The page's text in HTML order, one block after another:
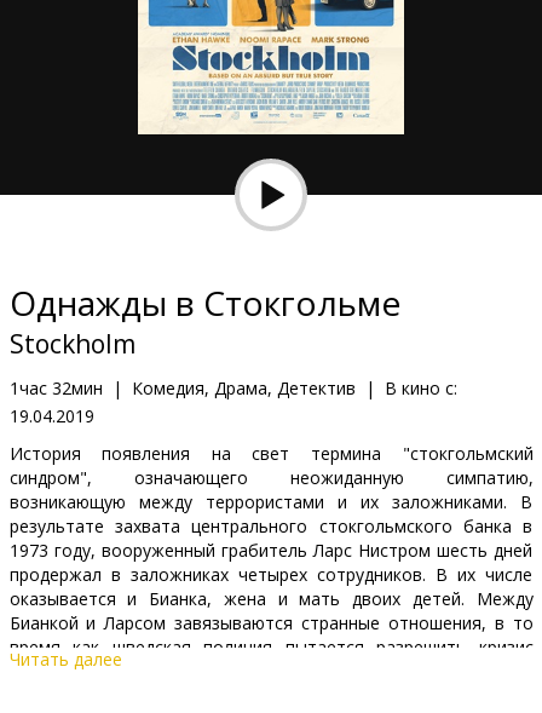
Новости
Клуб
Однажды в Стокгольме
Stockholm
1час 32мин | Комедия, Драма, Детектив |
В кино с:
19.04.2019
История появления на свет термина "стокгольмский
синдром", означающего неожиданную симпатию,
возникающую между террористами и их заложниками. В
результате захвата центрального стокгольмского банка в
1973 году, вооруженный грабитель Ларс Нистром шесть дней
продержал в заложниках четырех сотрудников. В их числе
оказывается и Бианка, жена и мать двоих детей. Между
Бианкой и Ларсом завязываются странные отношения, в то
время как шведская полиция пытается разрешить кризис
сподручными силами...
Читать далее